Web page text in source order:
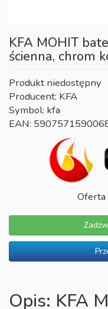
KFA MOHIT
ścienna, chrom
Produkt niedostępny
Producent: KFA
Symbol: kfa
EAN:
Oferta
Opis: KFA